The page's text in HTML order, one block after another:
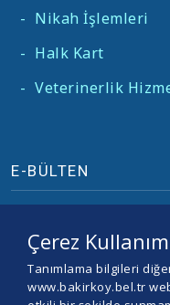
- Nikah İşlemleri
- Halk Kart
- Veterinerlik
E-BÜLTEN
Çerez
Tanımlama bilgileri
www.bakirkoy.bel.tr